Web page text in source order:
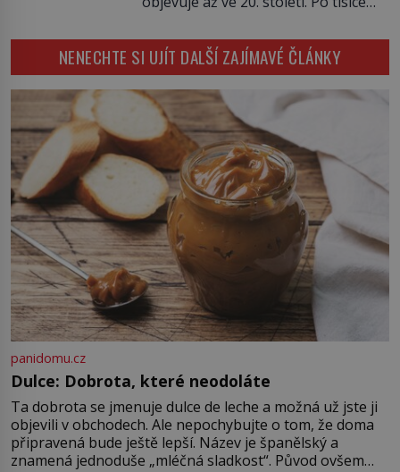
Právě tahle drobná nepříjemnost
cigaretových náustků k nápadu,
který změní způsob pití po celém
[…]
rukou, na zádech nebo je nakládají
na povozy. Stačí přitom jediný
nápad, připevnit ke kufru kolečka.
Jenže právě ten nikdo dlouho
nedostane. Až jednou se na letišti
ozve věta, která změní […]
NENECHTE SI UJÍT DALŠÍ ZAJÍMAVÉ ČLÁNKY
panidomu.cz
Dulce: Dobrota, které neodoláte
Ta dobrota se jmenuje dulce de leche a možná už jste ji
objevili v obchodech. Ale nepochybujte o tom, že doma
připravená bude ještě lepší. Název je španělský a
znamená jednoduše „mléčná sladkost“. Původ ovšem